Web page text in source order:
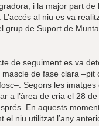
i la major part de
al niu es va
grup de Suport de
de seguiment es va
de fase clara –pit
Segons les imatges
a l’àrea de cria el 28
En aquests
el niu utilitzat l’any